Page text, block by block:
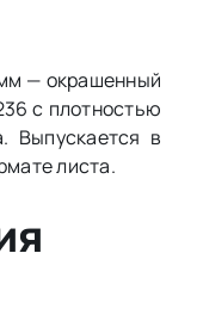
— окрашенный
с плотностью
Выпускается в
листа.